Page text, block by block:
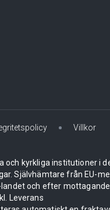
Villkor
kyrkliga institutioner i
Självhämtare från EU-
och efter
Leverans